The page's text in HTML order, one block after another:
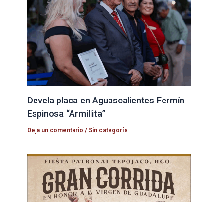
Devela placa en Aguascalientes Fermín
Espinosa “Armillita”
Deja un comentario /Sin categoría